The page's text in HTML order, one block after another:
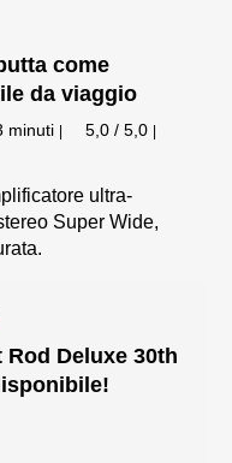
come
da viaggio
minuti | 5,0 / 5,0 |
ultra-
Super Wide,
Rod Deluxe 30th